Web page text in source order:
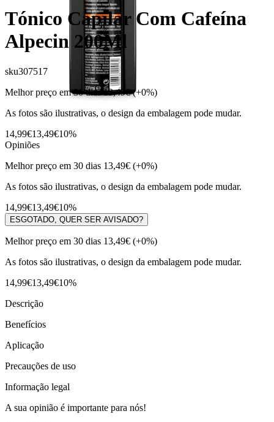
Tónico Capilar Com Cafeína
Alpecin 200Ml
sku307517
Melhor preço em 30 dias 13,49€ (+0%)
As fotos são ilustrativas, o design da embalagem pode mudar.
14,99€13,49€10%
Opiniões
Melhor preço em 30 dias 13,49€ (+0%)
As fotos são ilustrativas, o design da embalagem pode mudar.
14,99€13,49€10%
ESGOTADO, QUER SER AVISADO?
Melhor preço em 30 dias 13,49€ (+0%)
As fotos são ilustrativas, o design da embalagem pode mudar.
14,99€13,49€10%
Descrição
Benefícios
Aplicação
Precauções de uso
Informação legal
A sua opinião é importante para nós!